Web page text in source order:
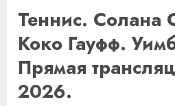
Теннис. Солана
Коко Гауфф.
Прямая
2026.